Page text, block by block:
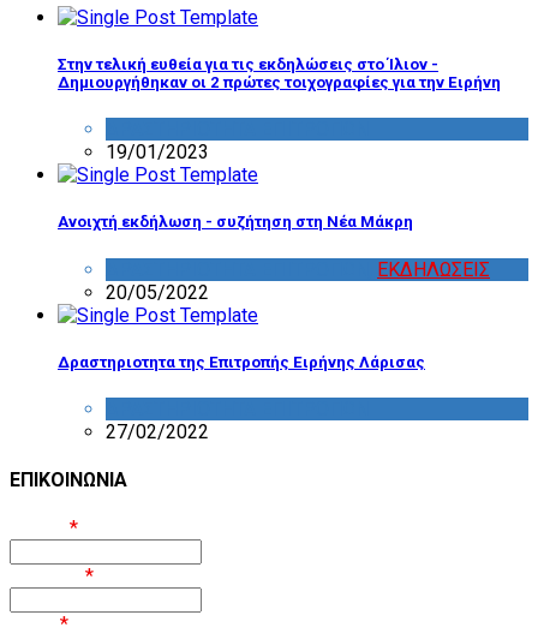
Στην τελική ευθεία για τις εκδηλώσεις στο Ίλιον -
Δημιουργήθηκαν οι 2 πρώτες τοιχογραφίες για την Ειρήνη
19/01/2023
Ανοιχτή εκδήλωση - συζήτηση στη Νέα Μάκρη
ΕΚΔΗΛΩΣΕΙΣ
20/05/2022
Δραστηριοτητα της Επιτροπής Ειρήνης Λάρισας
27/02/2022
ΕΠΙΚΟΙΝΩΝΙΑ
*
*
*